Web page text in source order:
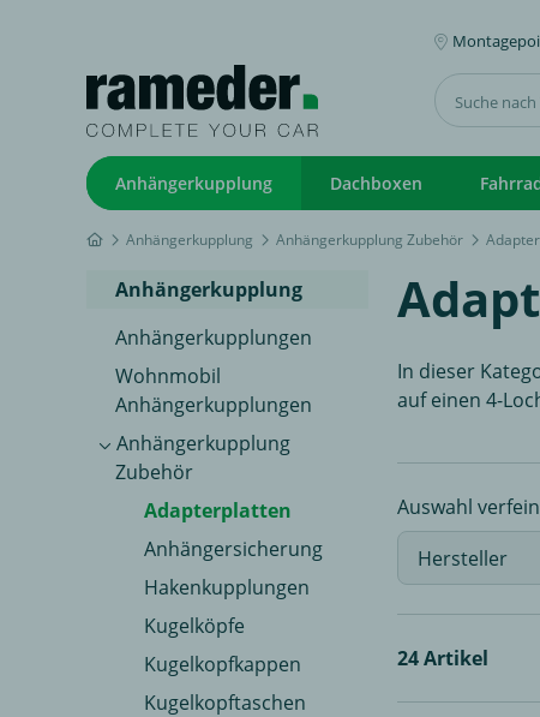
Anhängerkupplung Dachboxen
Anhängerkupplung Anhängerkupplung Zubehör
Anhängerkupplung
Anhängerkupplungen
Wohnmobil
Anhängerkupplungen
Anhängerkupplung
Zubehör
Adapterplatten
Anhängersicherung
Hakenkupplungen
Kugelköpfe
Kugelkopfkappen
Kugelkopftaschen
In dieser
auf einen 4-
Auswahl
Hersteller
24 Artikel